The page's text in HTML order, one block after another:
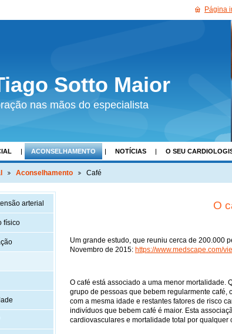
Sotto Maior
nas mãos do especialista
ACONSELHAMENTO NOTÍCIAS O SEU
REGISTADOS
Aconselhamento Café
O
Um grande estudo, que reuniu cerca de 200.000
Novembro de 2015: https://www.medscape.com/
O café está associado a uma menor mortalidade.
grupo de pessoas que bebem regularmente café,
com a mesma idade e restantes fatores de risco
indivíduos que bebem café é maior. Esta
cardiovasculares e mortalidade total por qualquer
arterial
físico
Página